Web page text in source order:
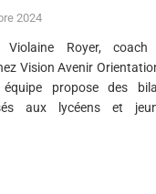
2024
Violaine Royer,
Vision Avenir
propose des
aux lycéens et